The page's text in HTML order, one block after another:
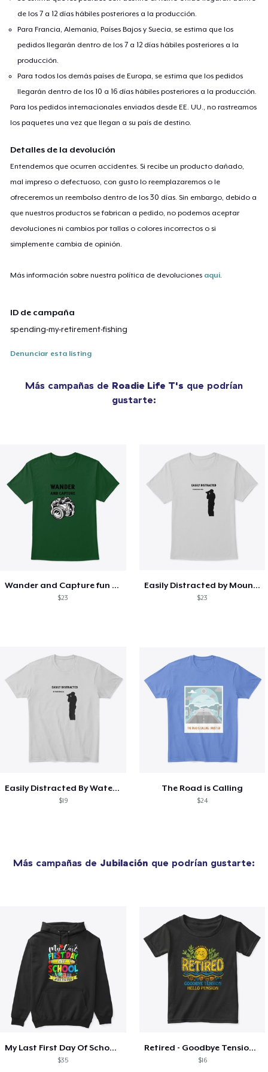
de los 7 a 12 días hábiles posteriores a la producción.
Para Francia, Alemania, Países Bajos y Suecia, se estima que los
pedidos llegarán dentro de los 7 a 12 días hábiles posteriores a la
producción.
Para todos los demás países de Europa, se estima que los pedidos
llegarán dentro de los 10 a 16 días hábiles posteriores a la producción.
Para los pedidos internacionales enviados desde EE. UU., no rastreamos
los paquetes una vez que llegan a su país de destino.
Detalles de la devolución
Entendemos que ocurren accidentes. Si recibe un producto dañado,
mal impreso o defectuoso, con gusto lo reemplazaremos o le
ofreceremos un reembolso dentro de los 30 días. Sin embargo, debido a
que nuestros productos se fabrican a pedido, no podemos aceptar
devoluciones ni cambios por tallas o colores incorrectos o si
simplemente cambia de opinión.
Más información sobre nuestra política de devoluciones aquí.
ID de campaña
spending-my-retirement-fishing
Denunciar esta listing
Más campañas de Roadie Life T's que podrían
gustarte:
Wander and Capture fun photography
$23
Easily Distracted by Mountain Views
$23
Easily Distracted By Waterfalls
$19
The Road is Calling
$24
Más campañas de Jubilación que podrían gustarte:
My Last First Day Of School Retiring
$35
Retired - Goodbye Tension Hello Pension
$16